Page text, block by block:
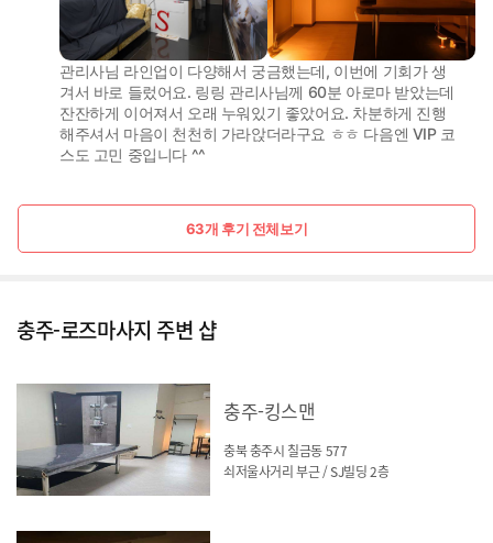
관리사님 라인업이 다양해서 궁금했는데, 이번에 기회가 생
겨서 바로 들렀어요. 링링 관리사님께 60분 아로마 받았는데
잔잔하게 이어져서 오래 누워있기 좋았어요. 차분하게 진행
해주셔서 마음이 천천히 가라앉더라구요 ㅎㅎ 다음엔 VIP 코
스도 고민 중입니다 ^^
63개 후기 전체보기
충주-로즈마사지 주변 샵
충주-킹스맨
충북 충주시 칠금동 577
쇠저울사거리 부근 / SJ빌딩 2층